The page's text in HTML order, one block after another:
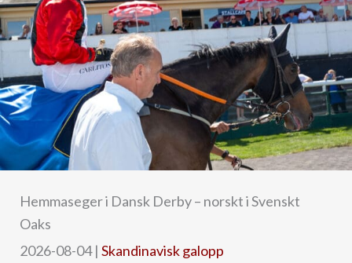
Hemmaseger i Dansk Derby – norskt i Svenskt
Oaks
2026-08-04| Skandinavisk galopp